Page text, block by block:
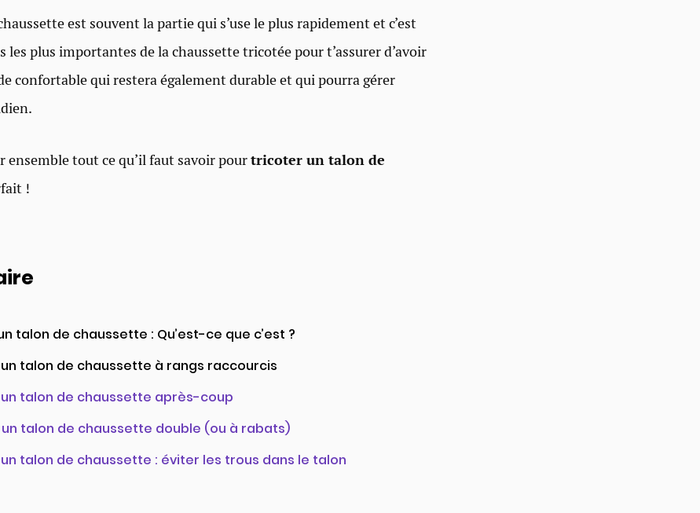
est souvent la partie qui s’use le plus rapidement et c’est
les plus importantes de la chaussette tricotée pour t’assurer d’avoir
confortable qui restera également durable et qui pourra gérer
ensemble tout ce qu’il faut savoir pourtricoter un talon de
!
talon de chaussette : Qu’est-ce que c’est ?​
talon de chaussette à rangs raccourcis
talon de chaussette après-coup​
talon de chaussette double (ou à rabats)​
talon de chaussette : éviter les trous dans le talon​